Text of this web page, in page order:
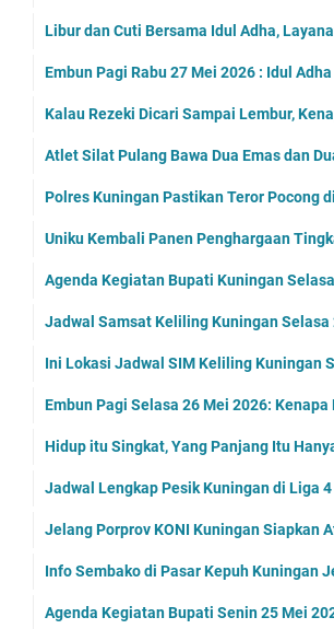
Libur dan Cuti Bersama Idul Adha,
Embun Pagi Rabu 27 Mei 2026 : Idul
Kalau Rezeki Dicari Sampai Lembur,
Atlet Silat Pulang Bawa Dua Emas dan
Polres Kuningan Pastikan Teror Pocong
Uniku Kembali Panen Penghargaan
Agenda Kegiatan Bupati Kuningan
Jadwal Samsat Keliling Kuningan Selasa
Ini Lokasi Jadwal SIM Keliling Kuningan
Embun Pagi Selasa 26 Mei 2026: Kenapa
Hidup itu Singkat, Yang Panjang Itu
Jadwal Lengkap Pesik Kuningan di Liga
Jelang Porprov KONI Kuningan Siapkan
Info Sembako di Pasar Kepuh Kuningan
Agenda Kegiatan Bupati Senin 25 Mei